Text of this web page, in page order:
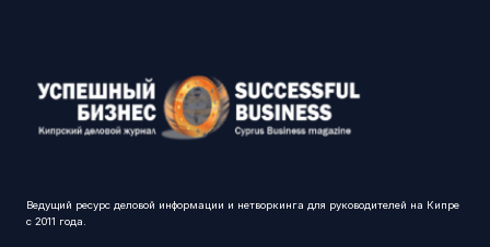
Ведущий ресурс деловой информации и нетворкинга для руководителей на Кипре
с 2011 года.